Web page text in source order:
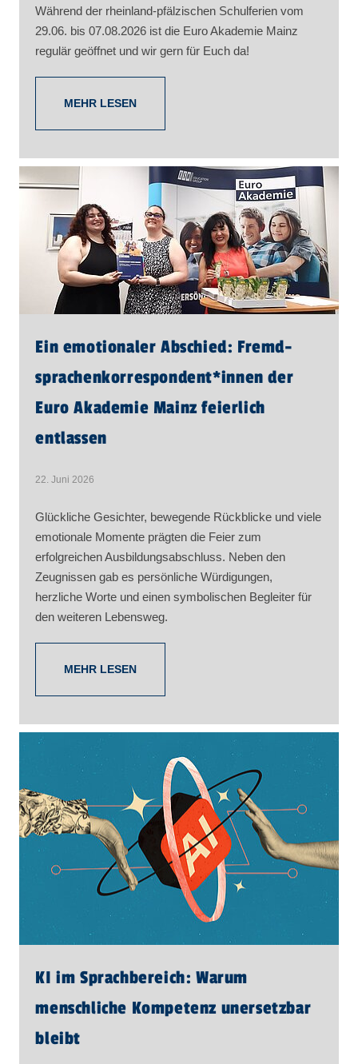
Während der rheinland-pfälzischen Schulferien vom
29.06. bis 07.08.2026 ist die Euro Akademie Mainz
regulär geöffnet und wir gern für Euch da!
MEHR LESEN
Ein emotionaler Abschied: Fremd­
sprachen­korre­spon­dent​*innen der
Euro Akademie Mainz feierlich
entlassen
22. Juni 2026
Glückliche Gesichter, bewegende Rückblicke und viele
emotionale Momente prägten die Feier zum
erfolgreichen Ausbildungsabschluss. Neben den
Zeugnissen gab es persönliche Würdigungen,
herzliche Worte und einen symbolischen Begleiter für
den weiteren Lebensweg.
MEHR LESEN
KI im Sprachbereich: Warum
menschliche Kompetenz unersetzbar
bleibt